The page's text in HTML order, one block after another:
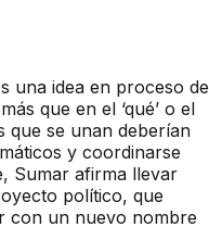
una idea en proceso de
que en el ‘qué’ o el
que se unan deberían
y coordinarse
Sumar afirma llevar
político, que
con un nuevo nombre